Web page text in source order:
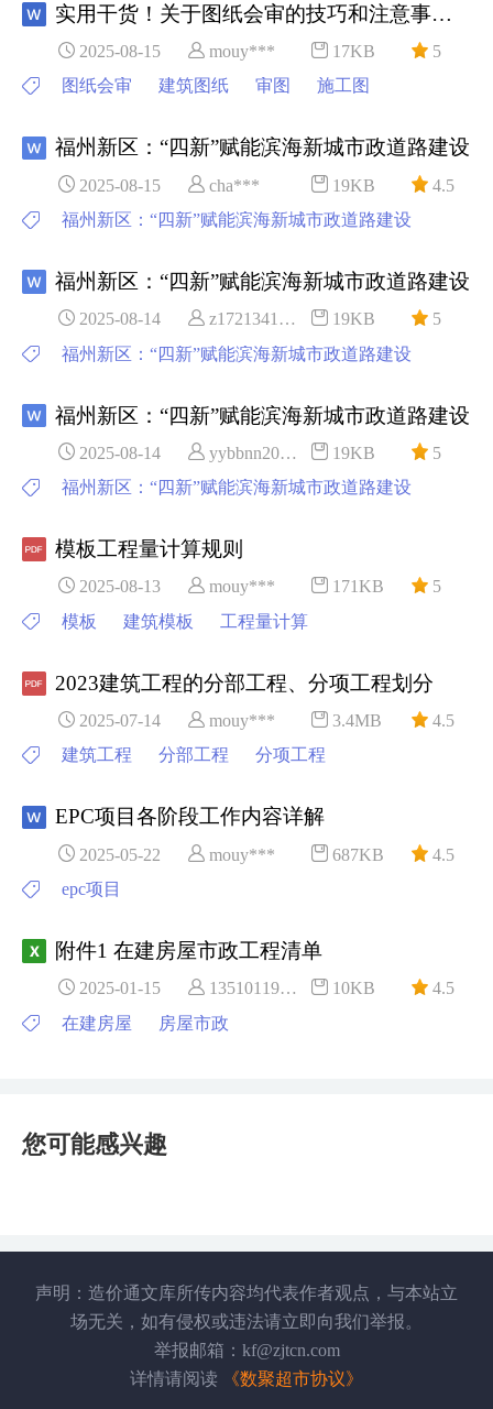
实用干货！关于图纸会审的技巧和注意事项！
2025-08-15 mouy*** 17KB
5
图纸会审
建筑图纸 审图 施工图
福州新区：“四新”赋能滨海新城市政道路建设
2025-08-15 cha*** 19KB
4.5
福州新区：“四新”赋能滨海新城市政道路建设
福州新区：“四新”赋能滨海新城市政道路建设
2025-08-14 z1721341*** 19KB
5
福州新区：“四新”赋能滨海新城市政道路建设
福州新区：“四新”赋能滨海新城市政道路建设
2025-08-14 yybbnn20*** 19KB
5
福州新区：“四新”赋能滨海新城市政道路建设
模板工程量计算规则
2025-08-13 mouy*** 171KB
5
模板
建筑模板 工程量计算
2023建筑工程的分部工程、分项工程划分
2025-07-14 mouy*** 3.4MB
4.5
建筑工程
分部工程 分项工程
EPC项目各阶段工作内容详解
2025-05-22 mouy*** 687KB
4.5
epc项目
附件1 在建房屋市政工程清单
2025-01-15 13510119*** 10KB
4.5
在建房屋
房屋市政
您可能感兴趣
声明：造价通文库所传内容均代表作者观点，与本站立
场无关，如有侵权或违法请立即向我们举报。
举报邮箱：kf@zjtcn.com
详情请阅读
《数聚超市协议》